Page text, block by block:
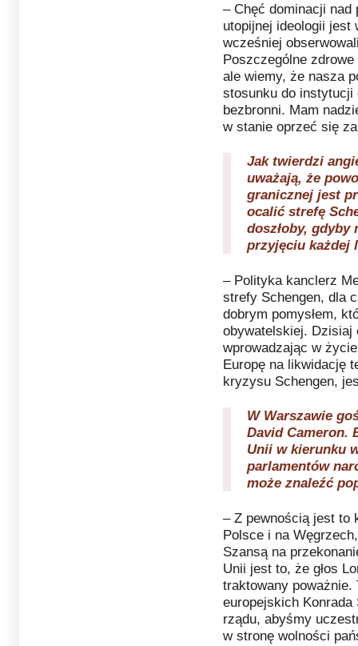
– Chęć dominacji nad
utopijnej ideologii jest
wcześniej
Poszczególne
ale wiemy, że nasza
stosunku do
bezbronni. Mam
w stanie oprzeć się
Jak twierdzi
uważają, że
granicznej jest
ocalić strefę
doszłoby, gdyby
przyjęciu każdej
– Polityka kanclerz
strefy Schengen, dla
dobrym pomysłem,
obywatelskiej.
wprowadzając w
Europę na likwidację
kryzysu Schengen,
W Warszawie
David Cameron.
Unii w kierunku
parlamentów
może znaleźć
– Z pewnością jest to
Polsce i na
Szansą na
Unii jest to, że głos
traktowany
europejskich Konrada
rządu, abyśmy
w stronę wolności